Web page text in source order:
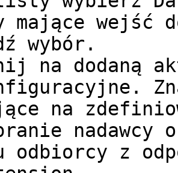
mające
wybór.
na dodaną
na
nadawcy
odbiorcy z